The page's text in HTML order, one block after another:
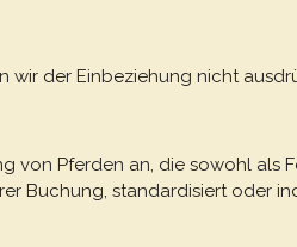
der Einbeziehung nicht
von Pferden an, die sowohl als
Buchung, standardisiert oder